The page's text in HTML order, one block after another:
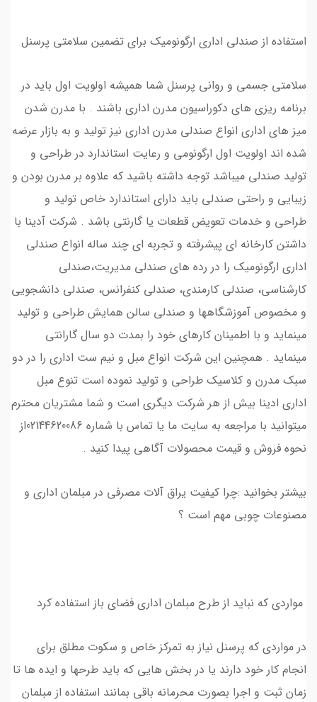
استفاده از صندلی اداری ارگونومیک برای تضمین سلامتی پرسنل
سلامتی جسمی و روانی پرسنل شما همیشه اولویت اول باید در
برنامه ریزی های دکوراسیون مدرن اداری باشند . با مدرن شدن
میز های اداری انواع صندلی مدرن اداری نیز تولید و به بازار عرضه
شده اند اولویت اول ارگونومی و رعایت استاندارد در طراحی و
تولید صندلی میباشد توجه داشته باشید که علاوه بر مدرن بودن و
زیبایی و راحتی صندلی باید دارای استاندارد خاص تولید و
طراحی و خدمات تعویض قطعات یا گارنتی باشد . شرکت آدینا با
داشتن کارخانه ای پیشرفته و تجربه ای چند ساله انواع صندلی
اداری ارگونومیک را در رده های صندلی مدیریت،صندلی
کارشناسی، صندلی کارمندی، صندلی کنفرانس، صندلی دانشجویی
و مخصوص آموزشگاهها و صندلی سالن همایش طراحی و تولید
مینماید و با اطمینان کارهای خود را بمدت دو سال گارانتی
مینماید . همچنین این شرکت انواع مبل و نیم ست اداری را در دو
سبک مدرن و کلاسیک طراحی و تولید نموده است تنوع مبل
اداری ادینا بیش از هر شرکت دیگری است و شما مشتریان محترم
میتوانید با مراجعه به سایت ما یا تماس با شماره 02144620086از
نحوه فروش و قیمت محصولات آگاهی پیدا کنید .
بیشتر بخوانید :چرا کیفیت یراق آلات مصرفی در مبلمان اداری و
مصنوعات چوبی مهم است ؟
مواردی که نباید از طرح مبلمان اداری فضای باز استفاده کرد
در مواردی که پرسنل نیاز به تمرکز خاص و سکوت مطلق برای
انجام کار خود دارند یا در بخش هایی که باید طرحها و ایده ها تا
زمان ثبت و اجرا بصورت محرمانه باقی بمانند استفاده از مبلمان